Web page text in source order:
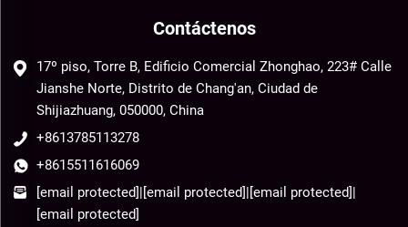
Contáctenos
17º piso, Torre B, Edificio Comercial Zhonghao, 223# Calle
Jianshe Norte, Distrito de Chang'an, Ciudad de
Shijiazhuang, 050000, China
+8613785113278
+8615511616069
[email protected]|[email protected]|[email protected]|
[email protected]